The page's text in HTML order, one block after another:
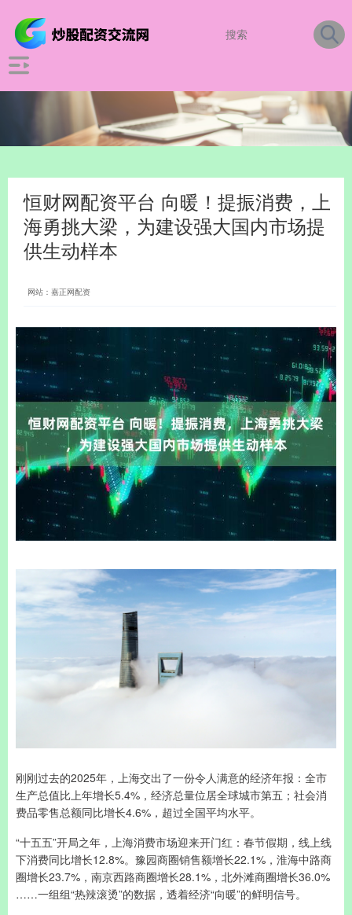
恒财网配资平台 向暖！提振消费，上
海勇挑大梁，为建设强大国内市场提
供生动样本
网站：嘉正网配资
刚刚过去的2025年，上海交出了一份令人满意的经济年报：全市
生产总值比上年增长5.4%，经济总量位居全球城市第五；社会消
费品零售总额同比增长4.6%，超过全国平均水平。
“十五五”开局之年，上海消费市场迎来开门红：春节假期，线上线
下消费同比增长12.8%。豫园商圈销售额增长22.1%，淮海中路商
圈增长23.7%，南京西路商圈增长28.1%，北外滩商圈增长36.0%
……一组组“热辣滚烫”的数据，透着经济“向暖”的鲜明信号。